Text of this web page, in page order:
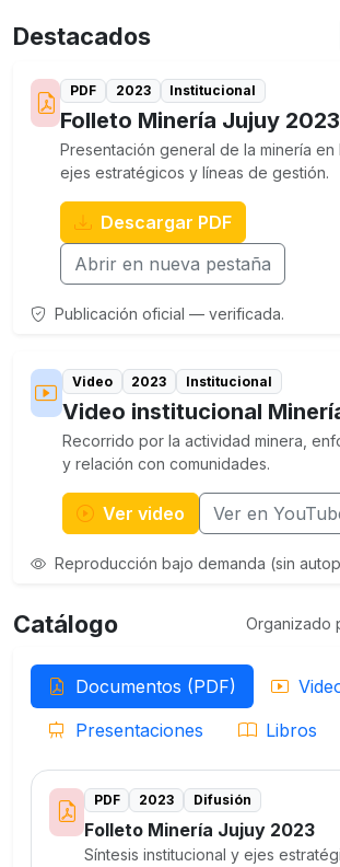
Destacados
PDF 2023 Institucional
Folleto Minería Jujuy 2023
Presentación general de la minería en
ejes estratégicos y líneas de gestión.
Descargar PDF
Abrir en nueva pestaña
Publicación oficial — verificada.
Video 2023 Institucional
Video institucional
Recorrido por la actividad minera,
y relación con comunidades.
Ver video Ver en
Reproducción bajo demanda (sin
Catálogo Organizado
Documentos (PDF)
Presentaciones
Libros
PDF 2023 Difusión
Folleto Minería Jujuy 2023
Síntesis institucional y ejes